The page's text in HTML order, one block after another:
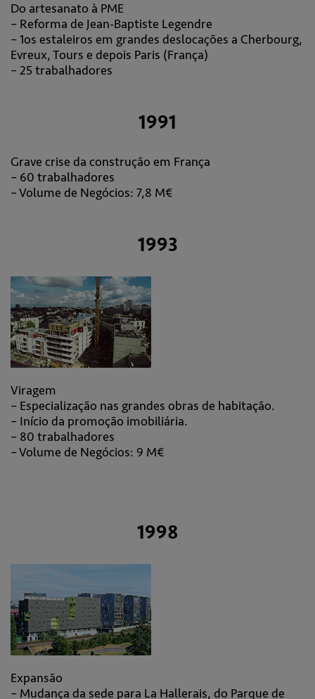
Do artesanato à PME
– Reforma de Jean-Baptiste Legendre
– 1os estaleiros em grandes deslocações a Cherbourg,
Evreux, Tours e depois Paris (França)
– 25 trabalhadores
1991
Grave crise da construção em França
– 60 trabalhadores
– Volume de Negócios: 7,8 M€
1993
Viragem
– Especialização nas grandes obras de habitação.
– Início da promoção imobiliária.
– 80 trabalhadores
– Volume de Negócios: 9 M€
1998
Expansão
– Mudança da sede para La Hallerais, do Parque de